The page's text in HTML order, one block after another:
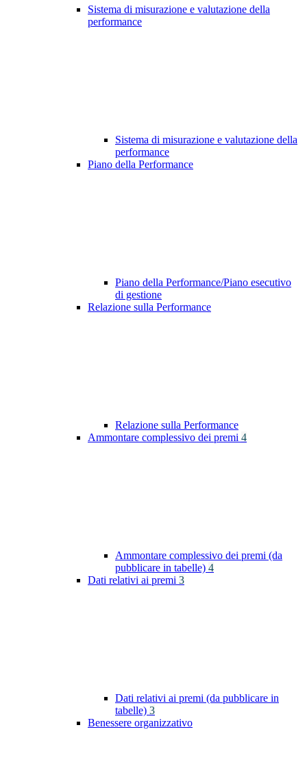
Sistema di misurazione e valutazione della
performance
Sistema di misurazione e valutazione della
performance
Piano della Performance
Piano della Performance/Piano esecutivo
di gestione
Relazione sulla Performance
Relazione sulla Performance
Ammontare complessivo dei premi 4
Ammontare complessivo dei premi (da
pubblicare in tabelle) 4
Dati relativi ai premi 3
Dati relativi ai premi (da pubblicare in
tabelle) 3
Benessere organizzativo